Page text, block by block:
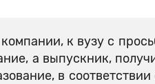
к вузу с
а выпускник,
в